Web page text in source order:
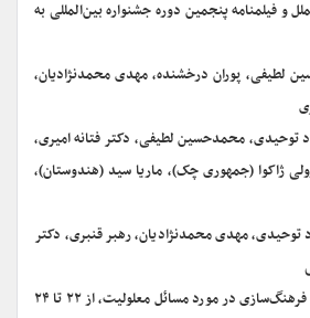
و فیلمنامه پنجمین دوره جشنواره بین‌المللی به
لطیفی، پوران درخشنده، مهدی محمدنژادیان،
توحیدی، محمدحسین لطیفی، دکتر فتانه امیری،
ژاکوا (جمهوری چک)، ماریا سید (هندوستان)،
توحیدی، مهدی محمدنژادیان، رهبر قنبری، دکتر
جشنواره فیلم پرواز با هدف فرهنگ‌سازی در مورد مسائل معلولیت، از ۲۲ تا ۲۴